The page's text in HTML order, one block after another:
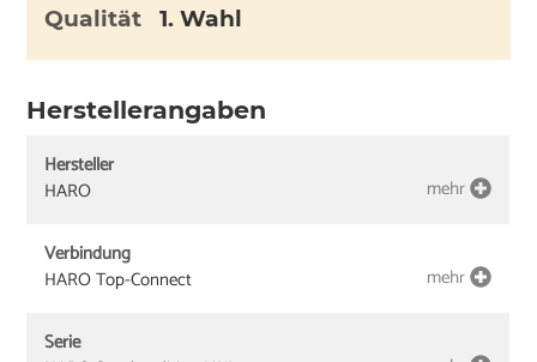
Qualität 1. Wahl
Herstellerangaben
Hersteller
HARO
mehr
Verbindung
HARO Top-Connect
mehr
Serie